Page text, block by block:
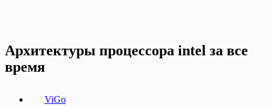
Архитектуры процессора intel за все
время
ViGo